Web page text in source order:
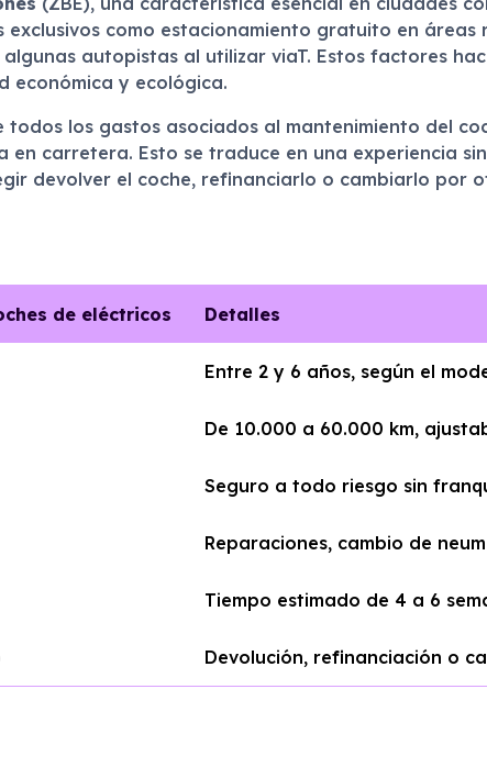
exclusivos como estacionamiento gratuito en
algunas autopistas al utilizar viaT. Estos factores
económica y ecológica.
los gastos asociados al mantenimiento del
en carretera. Esto se traduce en una experiencia
devolver el coche, refinanciarlo o cambiarlo por
de eléctricos Detalles
Entre 2 y 6 años, según el
De 10.000 a 60.000 km,
Seguro a todo riesgo sin
Reparaciones, cambio de
Tiempo estimado de 4 a 6
Devolución, refinanciación o